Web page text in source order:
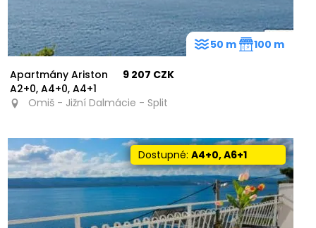
Apartmány Ariston
A2+0, A4+0, A4+1
9 207 CZK
Omiš - Jižní Dalmácie - Split
50 m 100 m
Dostupné: A4+0, A6+1